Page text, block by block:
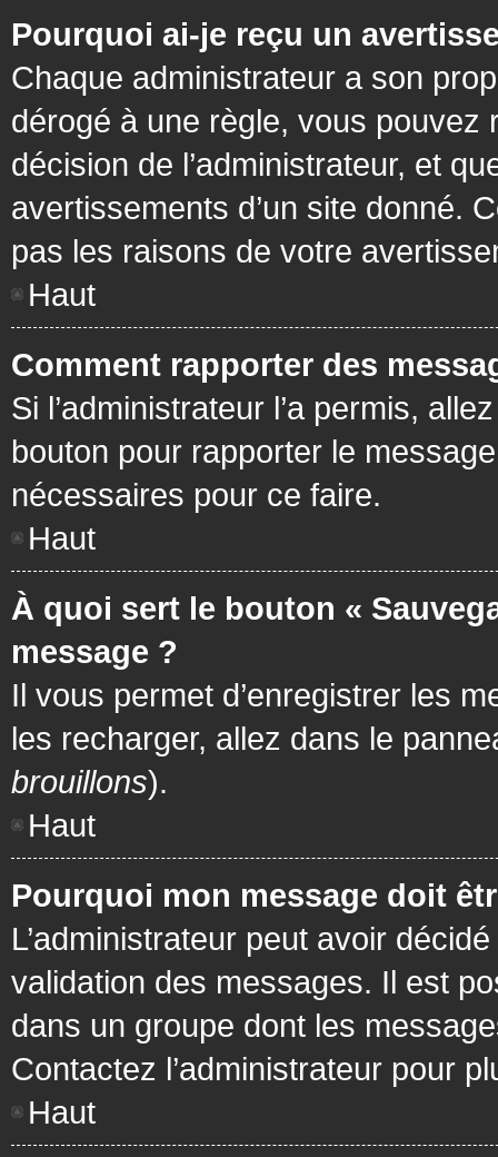
Pourquoi ai-je reçu un
Chaque administrateur a son
dérogé à une règle, vous pouvez
décision de l’administrateur, et
avertissements d’un site donné.
pas les raisons de votre
Haut
Comment rapporter des
Si l’administrateur l’a permis,
bouton pour rapporter le
nécessaires pour ce faire.
Haut
À quoi sert le bouton «
message ?
Il vous permet d’enregistrer les
les recharger, allez dans le
brouillons).
Haut
Pourquoi mon message doit
L’administrateur peut avoir
validation des messages. Il est
dans un groupe dont les
Contactez l’administrateur pour
Haut